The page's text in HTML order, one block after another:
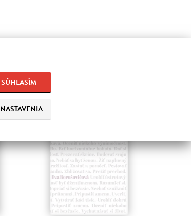
SÚHLASÍM
NASTAVENIA